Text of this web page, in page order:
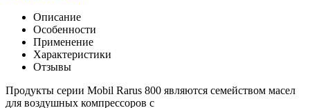
Описание
Особенности
Применение
Характеристики
Отзывы
Продукты серии Mobil Rarus 800 являются семейством масел
для воздушных компрессоров с